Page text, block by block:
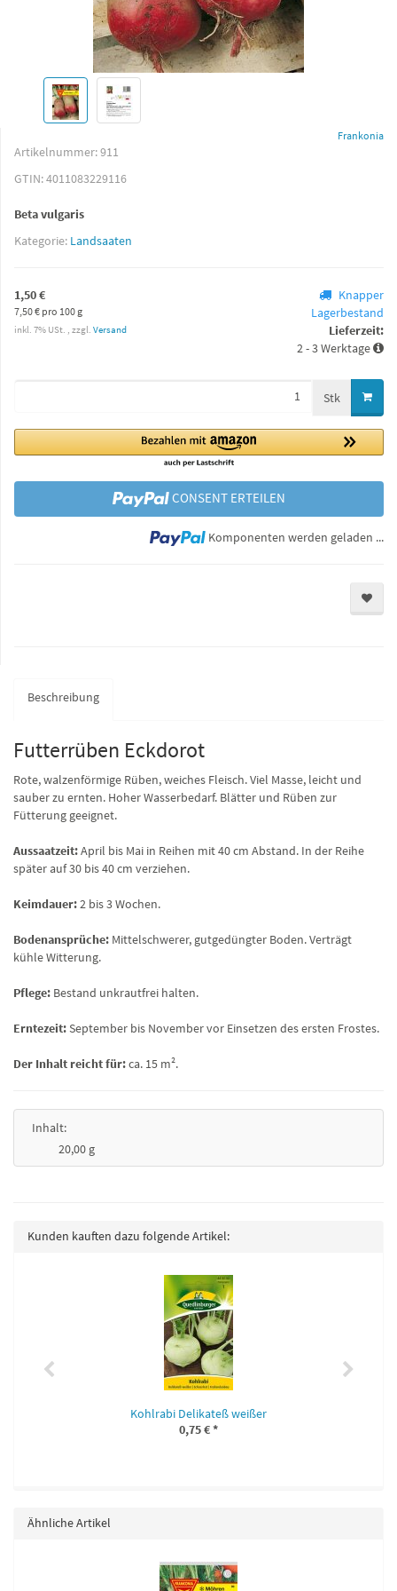
Frankonia
Artikelnummer:911
GTIN:4011083229116
Beta vulgaris
Kategorie: Landsaaten
1,50 €
7,50 € pro 100 g
inkl. 7% USt. , zzgl. Versand
Knapper
Lagerbestand
Lieferzeit:
2 - 3 Werktage
Stk
CONSENT ERTEILEN
Komponenten werden geladen ...
Beschreibung
Futterrüben Eckdorot
Rote, walzenförmige Rüben, weiches Fleisch. Viel Masse, leicht und
sauber zu ernten. Hoher Wasserbedarf. Blätter und Rüben zur
Fütterung geeignet.
Aussaatzeit:April bis Mai in Reihen mit 40 cm Abstand. In der Reihe
später auf 30 bis 40 cm verziehen.
Keimdauer:2 bis 3 Wochen.
Bodenansprüche: Mittelschwerer, gutgedüngter Boden. Verträgt
kühle Witterung.
Pflege: Bestand unkrautfrei halten.
Erntezeit:September bis November vor Einsetzen des ersten Frostes.
Der Inhalt reicht für:ca. 15 m².
Inhalt:
20,00 g
Kunden kauften dazu folgende Artikel:
Kohlrabi Delikateß weißer
0,75 €*
Ähnliche Artikel